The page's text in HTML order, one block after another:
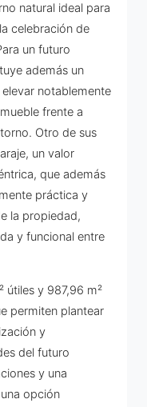
natural ideal para
celebración de
un futuro
además un
notablemente
frente a
Otro de sus
un valor
que además
práctica y
la propiedad,
y funcional entre
útiles y 987,96 m²
permiten plantear
y
del futuro
y una
opción